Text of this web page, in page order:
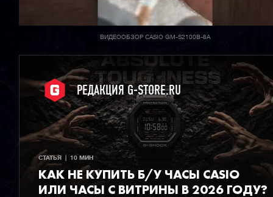
ВИДЕООБЗОР CASIO GM-S2100B-8A
РЕДАКЦИЯ G-STORE.RU
СТАТЬЯ  |  10 МИН
КАК НЕ КУПИТЬ Б/У ЧАСЫ CASIO
ИЛИ ЧАСЫ С ВИТРИНЫ В 2026 ГОДУ?